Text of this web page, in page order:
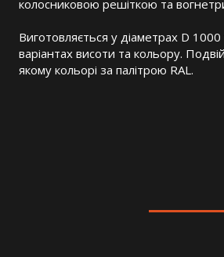
колосниковою решіткою та
Виготовляється у діаметрах D
варіантах висоти та кольору.
якому кольорі за палітрою RAL.